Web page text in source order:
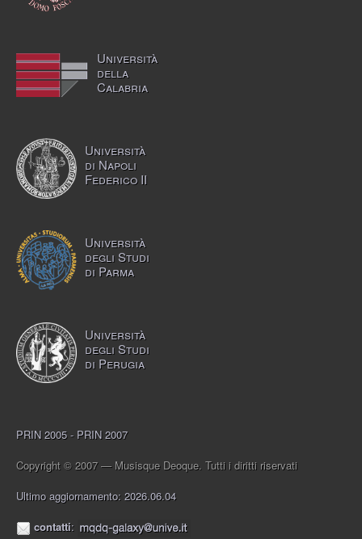
Università
della
Calabria
Università
di Napoli
Federico II
Università
degli Studi
di Parma
Università
degli Studi
di Perugia
PRIN 2005 - PRIN 2007
Copyright © 2007 — Musisque Deoque. Tutti i diritti riservati
Ultimo aggiornamento: 2026.06.04
contatti: